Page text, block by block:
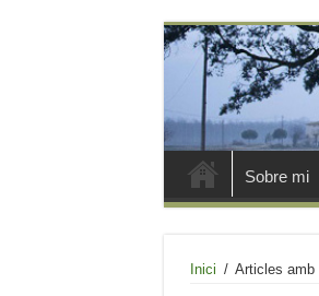
Sobre mi
Inici / Articles amb